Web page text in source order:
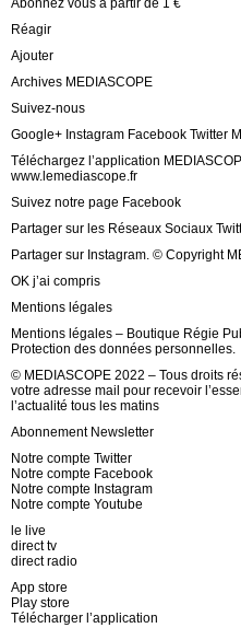
Abonnez vous à partir de 1 €
Réagir
Ajouter
Archives MEDIASCOPE
Suivez-nous
Google+ Instagram Facebook Twitter
Téléchargez l’application
www.lemediascope.fr
Suivez notre page Facebook
Partager sur les Réseaux Sociaux
Partager sur Instagram. © Copyright
OK j’ai compris
Mentions légales
Mentions légales – Boutique Régie
Protection des données personnelles.
© MEDIASCOPE 2022 – Tous droits
votre adresse mail pour recevoir
l’actualité tous les matins
Abonnement Newsletter
Notre compte Twitter
Notre compte Facebook
Notre compte Instagram
Notre compte Youtube
le live
direct tv
direct radio
App store
Play store
Télécharger l’application